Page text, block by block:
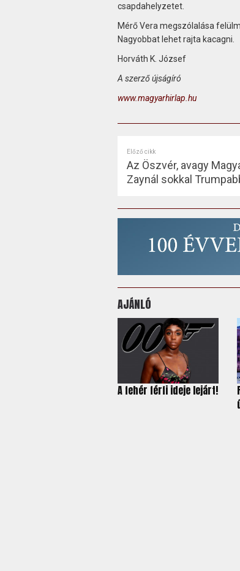
csapdahelyzetet.
Mérő Vera megszólalása
Nagyobbat lehet rajta kacagni.
Horváth K. József
A szerző újságíró
www.magyarhirlap.hu
Előző cikk
Az Öszvér, avagy
Zaynál sokkal
AJÁNLÓ
A fehér férfi ideje lejárt!